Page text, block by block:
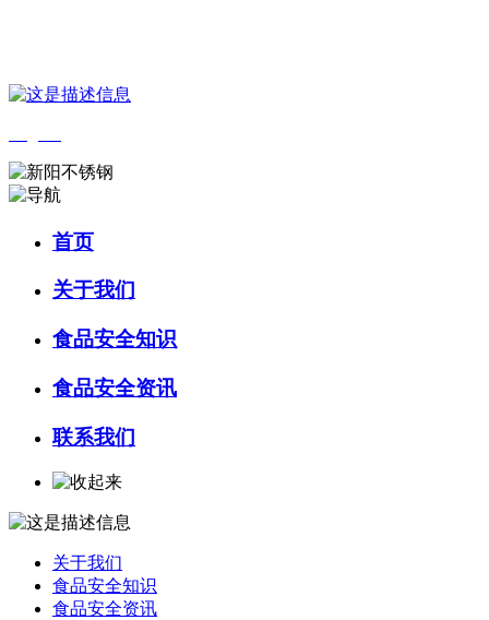
首页
关于我们
食品安全知识
食品安全资讯
联系我们
关于我们
食品安全知识
食品安全资讯